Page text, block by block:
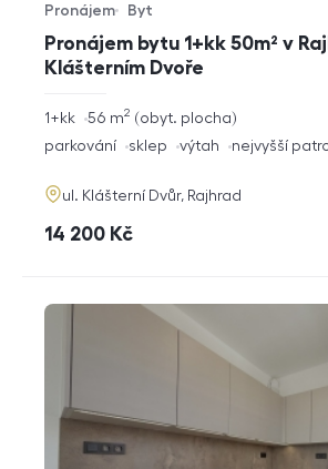
Pronájem bytu 1+kk 50m² v
Klášterním Dvoře
Typ nabídky
Pronájem
Typ nemovitosti
Byt
rozměry
dispozice
1+kk obyt. plocha
56 m2
funkce
parkování sklep výtah nejvyšší
adresa
ul. Klášterní Dvůr, Rajhrad
cena
14 200 Kč